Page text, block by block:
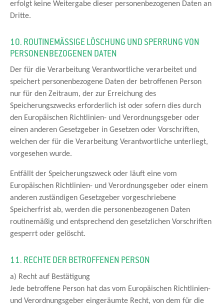
erfolgt keine Weitergabe dieser personenbezogenen Daten an
Dritte.
10. ROUTINEMÄSSIGE LÖSCHUNG UND SPERRUNG VON P
ERSONENBEZOGENEN DATEN
Der für die Verarbeitung Verantwortliche verarbeitet und
speichert personenbezogene Daten der betroffenen Person
nur für den Zeitraum, der zur Erreichung des
Speicherungszwecks erforderlich ist oder sofern dies durch
den Europäischen Richtlinien- und Verordnungsgeber oder
einen anderen Gesetzgeber in Gesetzen oder Vorschriften,
welchen der für die Verarbeitung Verantwortliche unterliegt,
vorgesehen wurde.
Entfällt der Speicherungszweck oder läuft eine vom
Europäischen Richtlinien- und Verordnungsgeber oder einem
anderen zuständigen Gesetzgeber vorgeschriebene
Speicherfrist ab, werden die personenbezogenen Daten
routinemäßig und entsprechend den gesetzlichen Vorschriften
gesperrt oder gelöscht.
11. RECHTE DER BETROFFENEN PERSON
a) Recht auf Bestätigung
Jede betroffene Person hat das vom Europäischen Richtlinien-
und Verordnungsgeber eingeräumte Recht, von dem für die